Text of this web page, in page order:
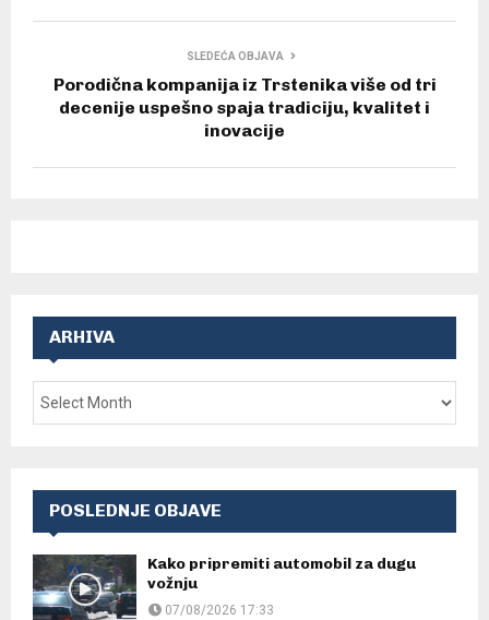
SLEDEĆA OBJAVA
Porodična kompanija iz Trstenika više od tri
decenije uspešno spaja tradiciju, kvalitet i
inovacije
ARHIVA
POSLEDNJE OBJAVE
Kako pripremiti automobil za dugu
vožnju
07/08/2026 17:33